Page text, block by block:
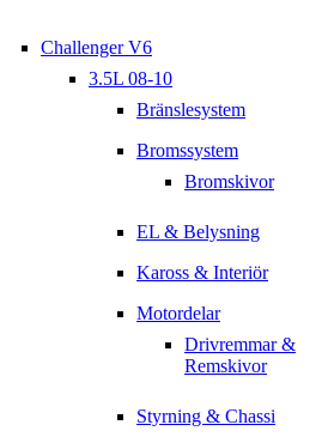
Challenger V6
3.5L 08-10
Bränslesystem
Bromssystem
Bromskivor
EL & Belysning
Kaross & Interiör
Motordelar
Drivremmar &
Remskivor
Styrning & Chassi